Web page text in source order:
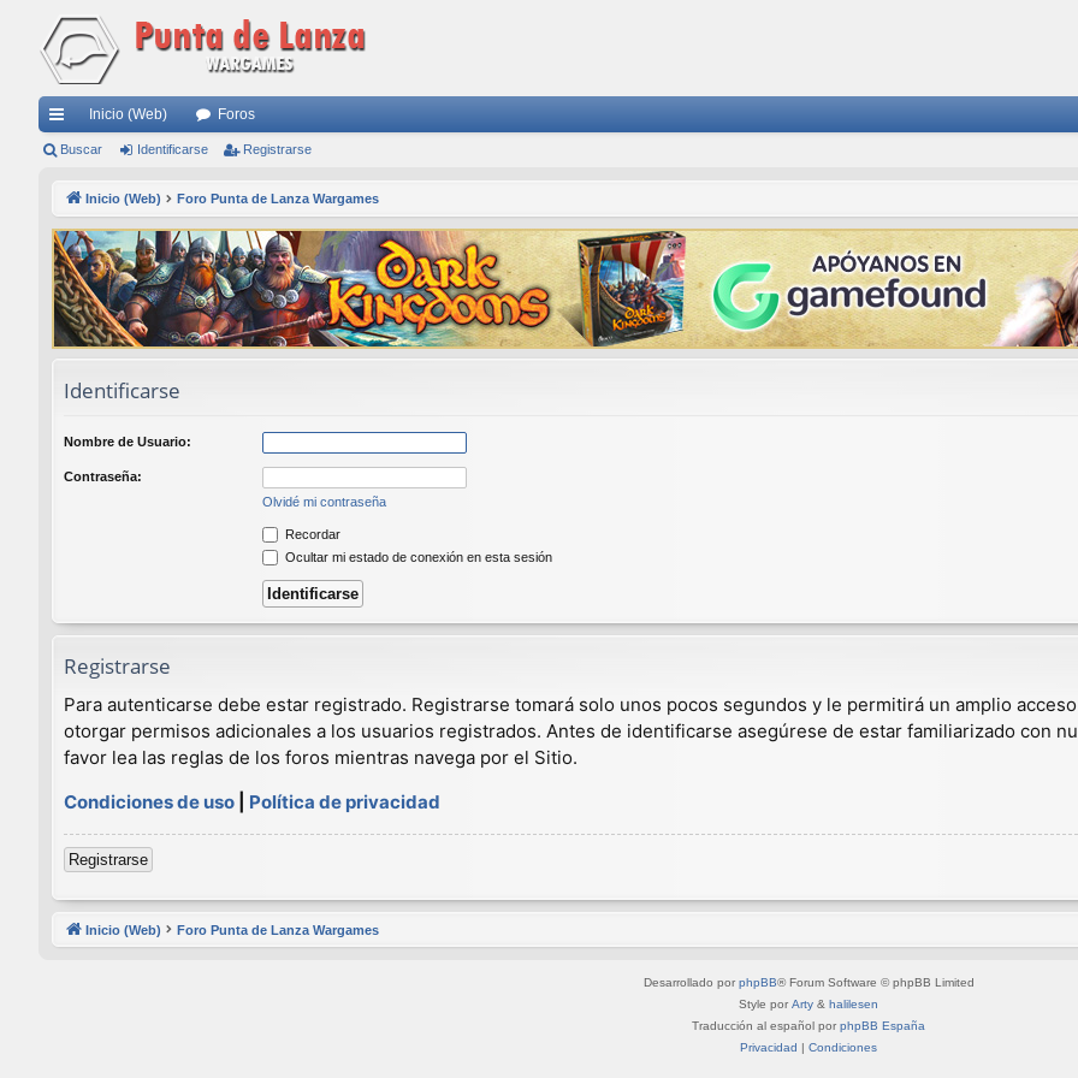
nl
rá
pi
do
Inicio (Web) Foros
Buscar Identificarse Registrarse
Inicio (Web) Foro Punta de Lanza Wargames
Identificarse
Nombre de Usuario:
Contraseña:
Olvidé mi contraseña
Recordar
Ocultar mi estado de conexión en esta sesión
Registrarse
Para autenticarse debe estar registrado. Registrarse tomará solo unos pocos segundos y le permitirá un amplio
otorgar permisos adicionales a los usuarios registrados. Antes de identificarse asegúrese de estar familiarizado con
favor lea las reglas de los foros mientras navega por el Sitio.
Condiciones de uso
Política de privacidad
Registrarse
Inicio (Web) Foro Punta de Lanza Wargames
Desarrollado por phpBB® Forum Software © phpBB Limited
Style por Arty & halilesen
Traducción al español por phpBB España
Privacidad | Condiciones